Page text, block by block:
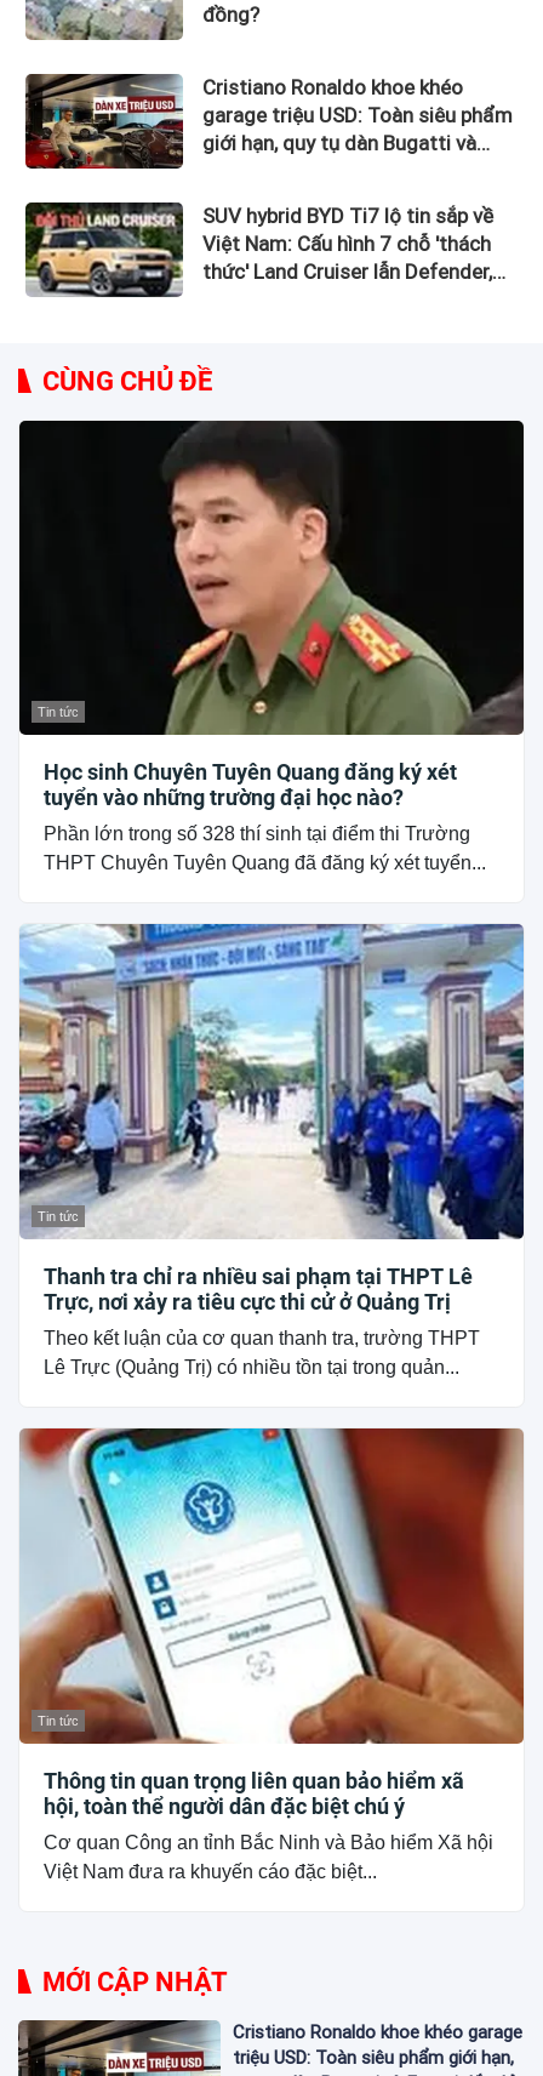
đồng?
Cristiano Ronaldo khoe khéo
garage triệu USD: Toàn siêu phẩm
giới hạn, quy tụ dàn Bugatti và
SUV hybrid BYD Ti7 lộ tin sắp về
Việt Nam: Cấu hình 7 chỗ 'thách
thức' Land Cruiser lẫn Defender,
CÙNG CHỦ ĐỀ
Tin tức
Học sinh Chuyên Tuyên Quang đăng ký xét
tuyển vào những trường đại học nào?
Phần lớn trong số 328 thí sinh tại điểm thi Trường
THPT Chuyên Tuyên Quang đã đăng ký xét tuyển...
Tin tức
Thanh tra chỉ ra nhiều sai phạm tại THPT Lê
Trực, nơi xảy ra tiêu cực thi cử ở Quảng Trị
Theo kết luận của cơ quan thanh tra, trường THPT
Lê Trực (Quảng Trị) có nhiều tồn tại trong quản...
Tin tức
Thông tin quan trọng liên quan bảo hiểm xã
hội, toàn thể người dân đặc biệt chú ý
Cơ quan Công an tỉnh Bắc Ninh và Bảo hiểm Xã hội
Việt Nam đưa ra khuyến cáo đặc biệt...
MỚI CẬP NHẬT
Cristiano Ronaldo khoe khéo garage
triệu USD: Toàn siêu phẩm giới hạn,